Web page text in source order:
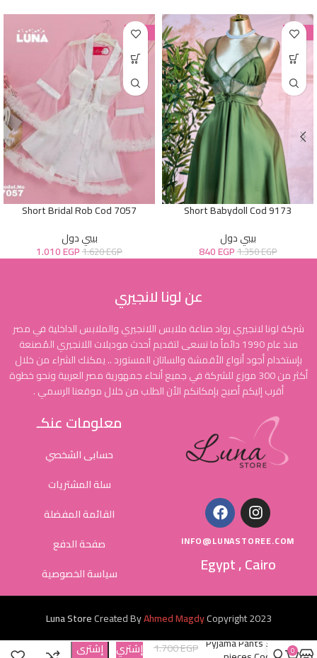
-38%
Short Babydoll Cod 9173
بيبي دول
1.350EGP
840EGP
-38%
Short Bridal Rob Cod 7057
بيبي دول
1.620EGP
1.010EGP
عن لونا لانجيري
شركة لونا لانجيري رواد صناعة ملابس اللانجيري والملابس الداخلية في مصر
منذ عام 1990 دائماً ما نسعى لتقديم أحدث موديلات اللانجيري المُصنعة
بإستخدام أجود أنواع الأقمشة والساتان المستورد .. يمكنك الشراء من خلال
أكثر من 300 موزع للشركة في جميع أنحاء جمهورية مصر العربية ونحو خطوة
أقرب إليكم أصبح بإمكانكم الأن الطلب من خلال موقعنا الرسمي .
INFO@LUNASTOREE.COM
Egypt , Cairo
معلومات عنكـ
حسابى الشخصي
سلة المشتريات
القائمة المفضلة
صفحة الدفع
سياسة الخصوصية
Luna StoreCreated ByAhmed MagdyCopyright2023
Pyjama Pants 3
1.700EGP
إشتري
إشترى
0